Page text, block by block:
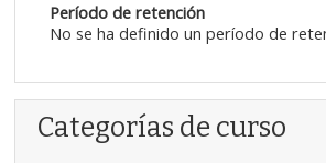
Período de retención
No se ha definido un período de
Categorías de curso